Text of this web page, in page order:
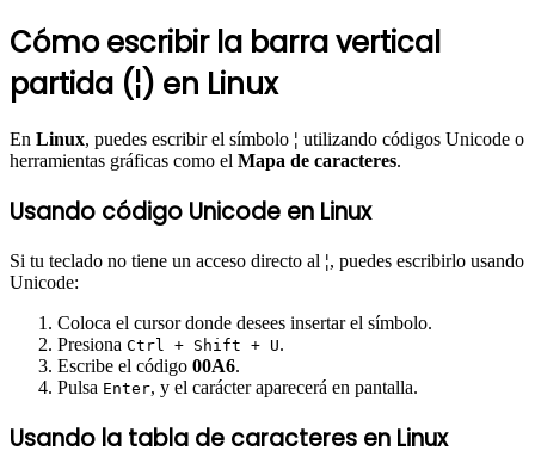
Cómo escribir la barra vertical
partida (¦) en Linux
En Linux, puedes escribir el símbolo ¦ utilizando códigos Unicode o
herramientas gráficas como el Mapa de caracteres.
Usando código Unicode en Linux
Si tu teclado no tiene un acceso directo al ¦, puedes escribirlo usando
Unicode:
Coloca el cursor donde desees insertar el símbolo.
Presiona Ctrl + Shift + U.
Escribe el código 00A6.
Pulsa Enter, y el carácter aparecerá en pantalla.
Usando la tabla de caracteres en Linux